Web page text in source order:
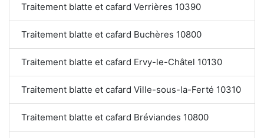
Traitement blatte et cafard Verrières 10390
Traitement blatte et cafard Buchères 10800
Traitement blatte et cafard Ervy-le-Châtel 10130
Traitement blatte et cafard Ville-sous-la-Ferté 10310
Traitement blatte et cafard Bréviandes 10800